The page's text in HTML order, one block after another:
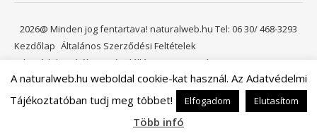
2026@ Minden jog fentartava! naturalweb.hu Tel: 06 30/ 468-3293
Kezdőlap Általános Szerződési Feltételek
Adatvédelmi tájékoztató
Elállási jog
Kapcsolat
Viszonteladóknak Kosár
Ashe a sablont készítette:WP Royal.
A naturalweb.hu weboldal cookie-kat használ. Az Adatvédelmi
Tájékoztatóban tudj meg többet!
Elfogadom Elutasítom
Több infó